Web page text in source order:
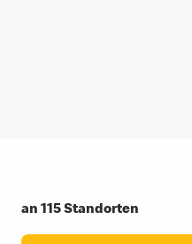
an 115 Standorten